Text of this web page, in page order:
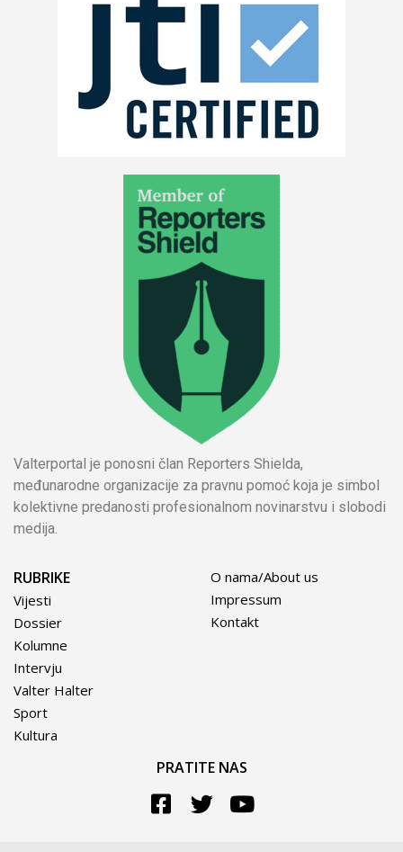
Valterportal je ponosni član Reporters Shielda,
međunarodne organizacije za pravnu pomoć koja je simbol
kolektivne predanosti profesionalnom novinarstvu i slobodi
medija.
RUBRIKE
Vijesti
Dossier
Kolumne
Intervju
Valter Halter
Sport
Kultura
O nama/About us
Impressum
Kontakt
PRATITE NAS